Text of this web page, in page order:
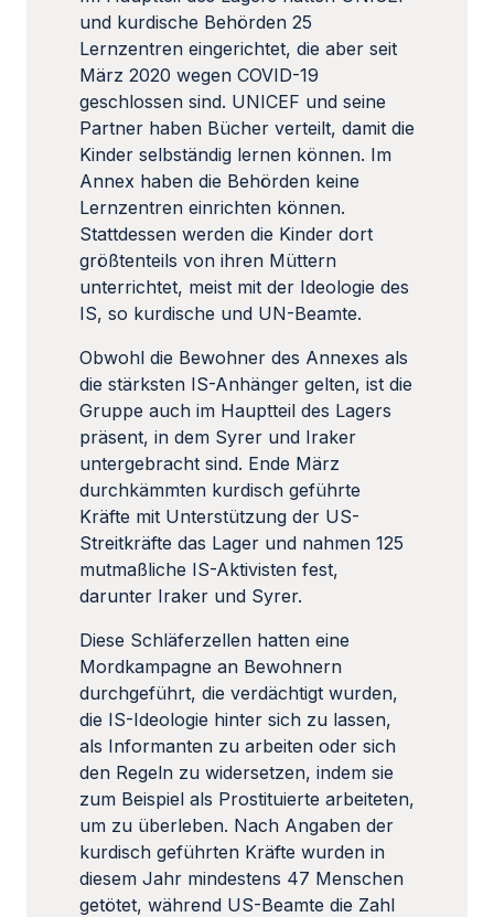
und kurdische Behörden 25
Lernzentren eingerichtet, die aber seit
März 2020 wegen COVID-19
geschlossen sind. UNICEF und seine
Partner haben Bücher verteilt, damit die
Kinder selbständig lernen können. Im
Annex haben die Behörden keine
Lernzentren einrichten können.
Stattdessen werden die Kinder dort
größtenteils von ihren Müttern
unterrichtet, meist mit der Ideologie des
IS, so kurdische und UN-Beamte.
Obwohl die Bewohner des Annexes als
die stärksten IS-Anhänger gelten, ist die
Gruppe auch im Hauptteil des Lagers
präsent, in dem Syrer und Iraker
untergebracht sind. Ende März
durchkämmten kurdisch geführte
Kräfte mit Unterstützung der US-
Streitkräfte das Lager und nahmen 125
mutmaßliche IS-Aktivisten fest,
darunter Iraker und Syrer.
Diese Schläferzellen hatten eine
Mordkampagne an Bewohnern
durchgeführt, die verdächtigt wurden,
die IS-Ideologie hinter sich zu lassen,
als Informanten zu arbeiten oder sich
den Regeln zu widersetzen, indem sie
zum Beispiel als Prostituierte arbeiteten,
um zu überleben. Nach Angaben der
kurdisch geführten Kräfte wurden in
diesem Jahr mindestens 47 Menschen
getötet, während US-Beamte die Zahl